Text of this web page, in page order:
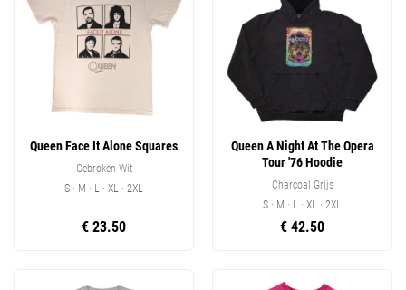
Queen Face It Alone Squares
Gebroken Wit
S · M · L · XL · 2XL
€ 23.50
Queen A Night At The Opera
Tour '76 Hoodie
Charcoal Grijs
S · M · L · XL · 2XL
€ 42.50